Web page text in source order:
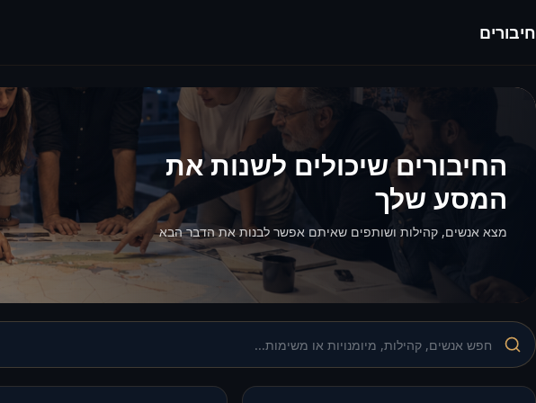
חיבורים
החיבורים שיכולים לשנות את
המסע שלך
מצא אנשים, קהילות ושותפים שאיתם אפשר לבנות את הדבר הבא